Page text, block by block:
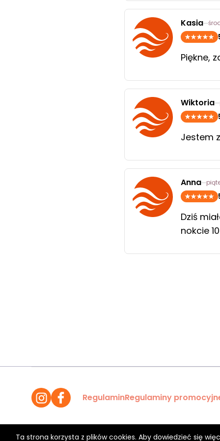
Kasia
Piękne,
Wiktoria
Jestem
Anna
Dziś
nokcie
Ta strona korzysta z plików cookies. Aby dowiedzieć się
RegulaminRegulaminy